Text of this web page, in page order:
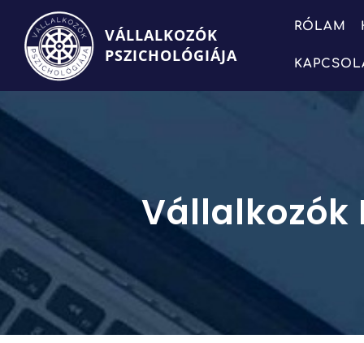
VÁLLALKOZÓK
PSZICHOLÓGIÁJA
RÓLAM
Vállalkozók